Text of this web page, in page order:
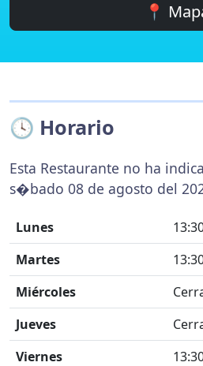
📍
🕓 Horario
Esta Restaurante no ha
s�bado 08 de agosto del
Lunes
Martes
Miércoles
Jueves
Viernes